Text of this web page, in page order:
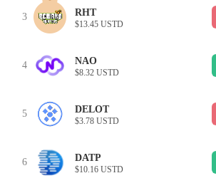
3 RHT
$13.45 USTD
4 NAO
$8.32 USTD
5 DELOT
$3.78 USTD
6 DATP
$10.16 USTD